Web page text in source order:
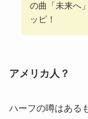
の曲「未来へ
ッピ！
アメリカ人？
ハーフの噂はある